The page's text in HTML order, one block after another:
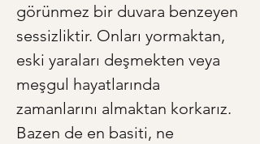
görünmez bir duvara benzeyen
sessizliktir. Onları yormaktan,
eski yaraları deşmekten veya
meşgul hayatlarında
zamanlarını almaktan korkarız.
Bazen de en basiti, ne